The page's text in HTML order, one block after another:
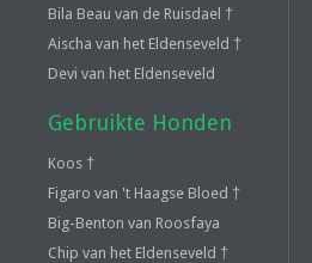
Bila Beau van de Ruisdael †
Aischa van het Eldenseveld †
Devi van het Eldenseveld
Gebruikte Honden
Koos †
Figaro van 't Haagse Bloed †
Big-Benton van Roosfaya
Chip van het Eldenseveld †